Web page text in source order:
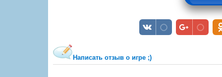
Написать отзыв о игре ;)